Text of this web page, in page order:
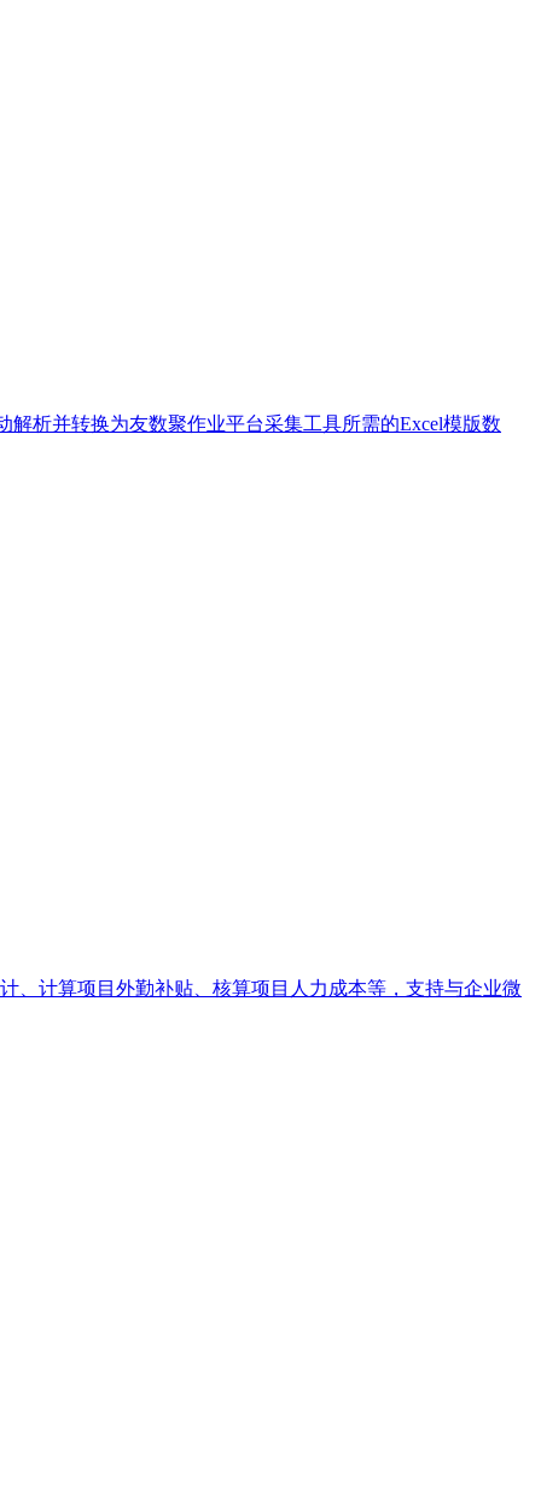
析并转换为友数聚作业平台采集工具所需的Excel模版数
、计算项目外勤补贴、核算项目人力成本等，支持与企业微